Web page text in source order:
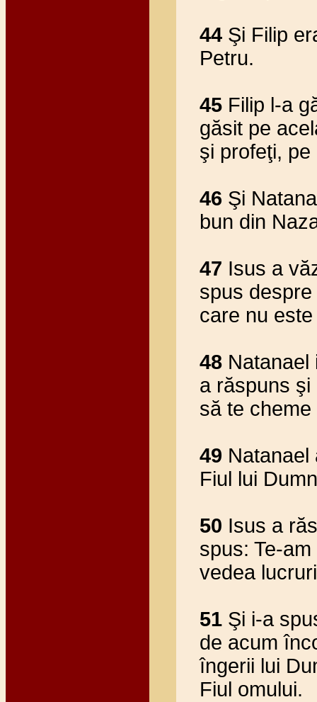
44 Şi Filip
Petru.
45 Filip l-a
găsit pe
şi profeţi,
46 Şi
bun din
47 Isus a
spus
care nu
48 Natanael
a răspuns şi
să te
49 Natanael
Fiul lui
50 Isus a
spus: Te-
vedea
51 Şi i-a
de acum
îngerii lui
Fiul omului.